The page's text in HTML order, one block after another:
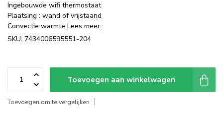
Ingebouwde wifi thermostaat
Plaatsing : wand of vrijstaand
Convectie warmte Lees meer.
SKU: 7434006595551-204
Toevoegen aan winkelwagen
Toevoegen om te vergelijken